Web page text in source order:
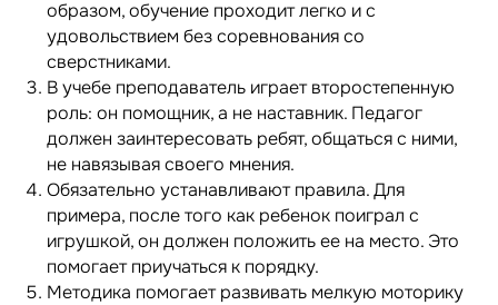
образом, обучение проходит легко и с
удовольствием без соревнования со
сверстниками.
В учебе преподаватель играет второстепенную
роль: он помощник, а не наставник. Педагог
должен заинтересовать ребят, общаться с ними,
не навязывая своего мнения.
Обязательно устанавливают правила. Для
примера, после того как ребенок поиграл с
игрушкой, он должен положить ее на место. Это
помогает приучаться к порядку.
Методика помогает развивать мелкую моторику